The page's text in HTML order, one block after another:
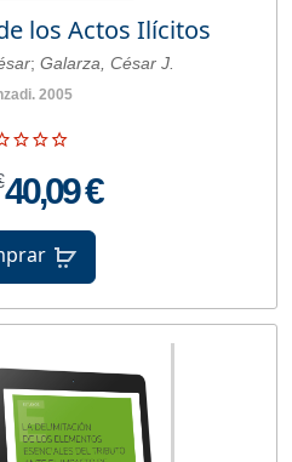
los Actos Ilícitos
; Galarza, César J.
2005
40,09 €